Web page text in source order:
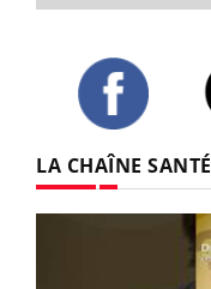
LA CHAÎNE SANTÉ